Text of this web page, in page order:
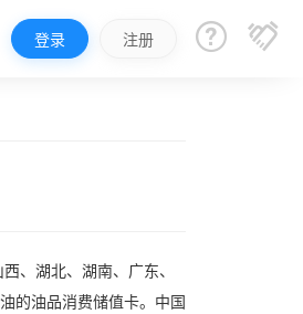
登录 注册  
、湖北、湖南、广东、
的油品消费储值卡。中国